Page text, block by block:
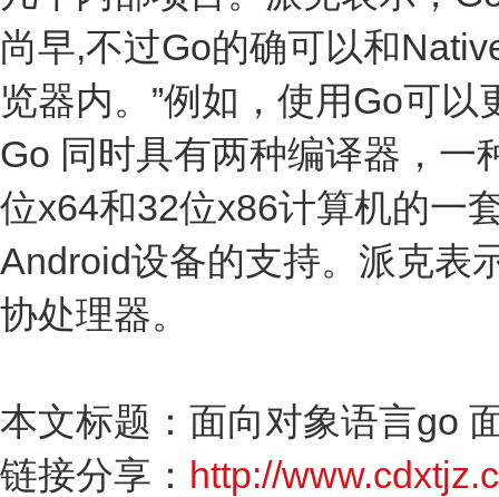
尚早,不过Go的确可以和
览器内。”例如，使用Go可
Go 同时具有两种编译器，一
位x64和32位x86计算机的一
Android设备的支持。派克表
协处理器。
本文标题：面向对象语言go
链接分享： http://